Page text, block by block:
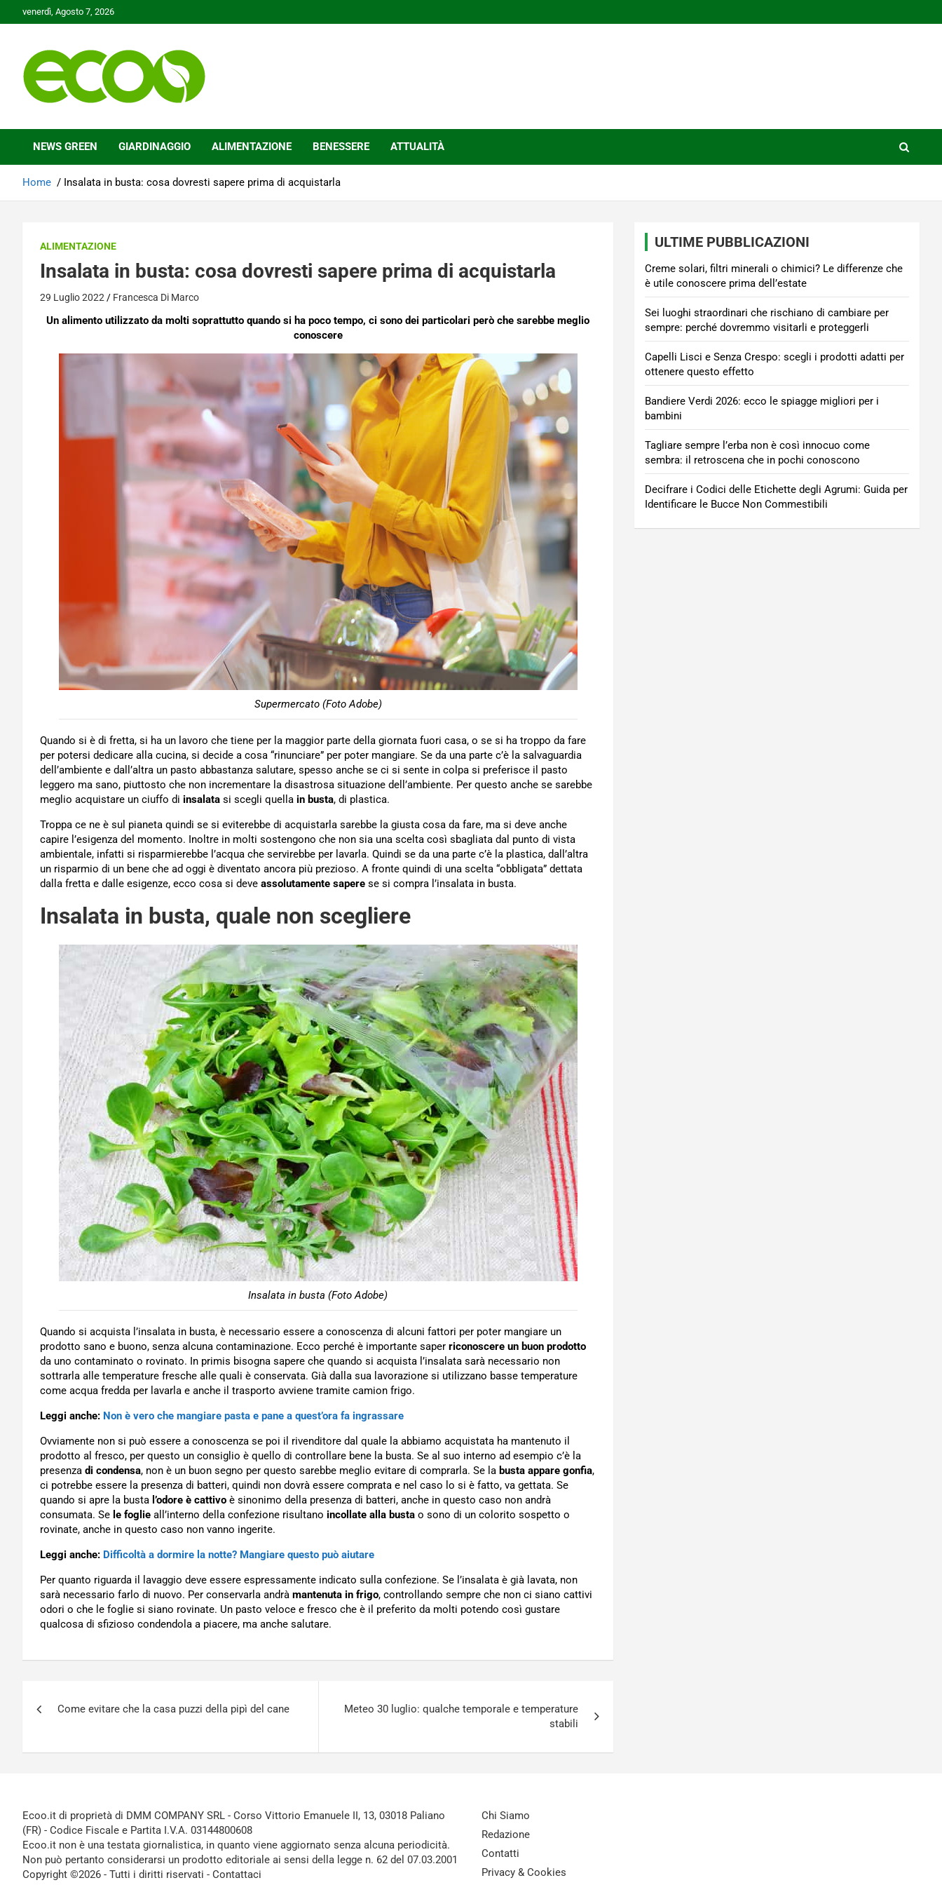
to
venerdì, Agosto 7, 2026
Ecoo.it
NEWS GREEN GIARDINAGGIO ALIMENTAZIONE BENESSERE ATTUALITÀ
Home Insalata in busta: cosa dovresti sapere prima di acquistarla
ALIMENTAZIONE
Insalata in busta: cosa dovresti sapere prima di acquistarla
29 Luglio 2022 Francesca Di Marco
Un alimento utilizzato da molti soprattutto quando si ha poco tempo, ci sono dei particolari però che sarebbe meglio
conoscere
Supermercato (Foto Adobe)
Quando si è di fretta, si ha un lavoro che tiene per la maggior parte della giornata fuori casa, o se si ha troppo da fare
per potersi dedicare alla cucina, si decide a cosa “rinunciare” per poter mangiare. Se da una parte c’è la salvaguardia
dell’ambiente e dall’altra un pasto abbastanza salutare, spesso anche se ci si sente in colpa si preferisce il pasto
leggero ma sano, piuttosto che non incrementare la disastrosa situazione dell’ambiente. Per questo anche se sarebbe
meglio acquistare un ciuffo di insalata si scegli quella in busta, di plastica.
Troppa ce ne è sul pianeta quindi se si eviterebbe di acquistarla sarebbe la giusta cosa da fare, ma si deve anche
capire l’esigenza del momento. Inoltre in molti sostengono che non sia una scelta così sbagliata dal punto di vista
ambientale, infatti si risparmierebbe l’acqua che servirebbe per lavarla. Quindi se da una parte c’è la plastica, dall’altra
un risparmio di un bene che ad oggi è diventato ancora più prezioso. A fronte quindi di una scelta “obbligata” dettata
dalla fretta e dalle esigenze, ecco cosa si deve assolutamente sapere se si compra l’insalata in busta.
Insalata in busta, quale non scegliere
Insalata in busta (Foto Adobe)
Quando si acquista l’insalata in busta, è necessario essere a conoscenza di alcuni fattori per poter mangiare un
prodotto sano e buono, senza alcuna contaminazione. Ecco perché è importante saper riconoscere un buon prodotto
da uno contaminato o rovinato. In primis bisogna sapere che quando si acquista l’insalata sarà necessario non
sottrarla alle temperature fresche alle quali è conservata. Già dalla sua lavorazione si utilizzano basse temperature
come acqua fredda per lavarla e anche il trasporto avviene tramite camion frigo.
Leggi anche: Non è vero che mangiare pasta e pane a quest’ora fa ingrassare
Ovviamente non si può essere a conoscenza se poi il rivenditore dal quale la abbiamo acquistata ha mantenuto il
prodotto al fresco, per questo un consiglio è quello di controllare bene la busta. Se al suo interno ad esempio c’è la
presenza di condensa, non è un buon segno per questo sarebbe meglio evitare di comprarla. Se la busta appare gonfia,
ci potrebbe essere la presenza di batteri, quindi non dovrà essere comprata e nel caso lo si è fatto, va gettata. Se
quando si apre la busta l’odore è cattivo è sinonimo della presenza di batteri, anche in questo caso non andrà
consumata. Se le foglie all’interno della confezione risultano incollate alla busta o sono di un colorito sospetto o
rovinate, anche in questo caso non vanno ingerite.
Leggi anche: Difficoltà a dormire la notte? Mangiare questo può aiutare
Per quanto riguarda il lavaggio deve essere espressamente indicato sulla confezione. Se l’insalata è già lavata, non
sarà necessario farlo di nuovo. Per conservarla andrà mantenuta in frigo, controllando sempre che non ci siano cattivi
odori o che le foglie si siano rovinate. Un pasto veloce e fresco che è il preferito da molti potendo così gustare
qualcosa di sfizioso condendola a piacere, ma anche salutare.
Come evitare che la casa puzzi della pipì del cane
Meteo 30 luglio: qualche temporale e temperature
stabili
ULTIME PUBBLICAZIONI
Creme solari, filtri minerali o chimici? Le differenze che
è utile conoscere prima dell’estate
Sei luoghi straordinari che rischiano di cambiare per
sempre: perché dovremmo visitarli e proteggerli
Capelli Lisci e Senza Crespo: scegli i prodotti adatti per
ottenere questo effetto
Bandiere Verdi 2026: ecco le spiagge migliori per i
bambini
Tagliare sempre l’erba non è così innocuo come
sembra: il retroscena che in pochi conoscono
Decifrare i Codici delle Etichette degli Agrumi: Guida per
Identificare le Bucce Non Commestibili
Ecoo.it di proprietà di DMM COMPANY SRL - Corso Vittorio Emanuele II, 13, 03018 Paliano
(FR) - Codice Fiscale e Partita I.V.A. 03144800608
Ecoo.it non è una testata giornalistica, in quanto viene aggiornato senza alcuna periodicità.
Non può pertanto considerarsi un prodotto editoriale ai sensi della legge n. 62 del 07.03.2001
Copyright ©2026 - Tutti i diritti riservati - Contattaci
Chi Siamo
Redazione
Contatti
Privacy & Cookies